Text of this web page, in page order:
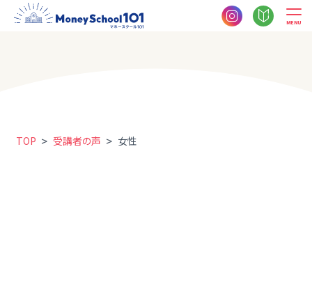
MENU
TOP > 受講者の声 > 女性